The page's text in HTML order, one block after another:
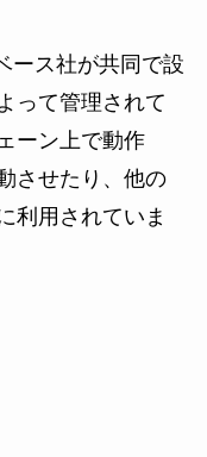
ース社が共同で設
って管理されて
ーン上で動作
させたり、他の
利用されていま